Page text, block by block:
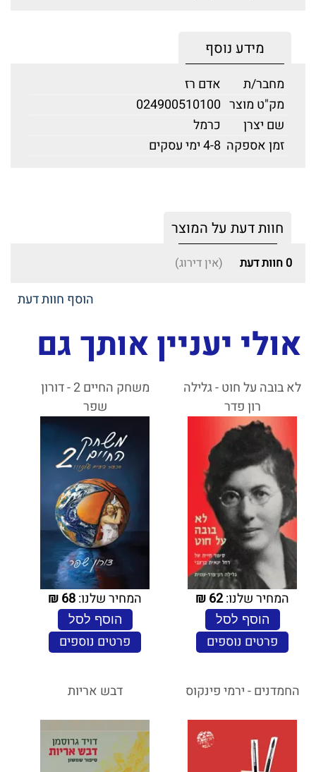
מידע נוסף
מחבר/ת
אדם רז
מק"ט מוצר 024900510100
שם יצרן
כרמל
זמן אספקה 4-8 ימי עסקים
חוות דעת על המוצר
0 חוות דעת (אין דירוג)
הוסף חוות דעת
אולי יעניין אותך גם
לא בובה על חוט - גלילה
רון פדר
המחיר שלנו:62
₪
הוסף לסל
פרטים נוספים
משחק החיים 2 - דורון
שפר
המחיר שלנו:68
₪
הוסף לסל
פרטים נוספים
החמדנים - ירמי פינקוס דבש אריות